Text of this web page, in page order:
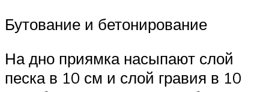
Бутование и бетонирование
На дно приямка насыпают слой
песка в 10 см и слой гравия в 10